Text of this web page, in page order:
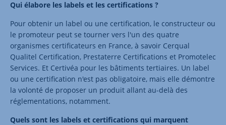
Qui élabore les labels et les certifications ?
Pour obtenir un label ou une certification, le constructeur ou
le promoteur peut se tourner vers l'un des quatre
organismes certificateurs en France, à savoir Cerqual
Qualitel Certification, Prestaterre Certifications et Promotelec
Services. Et Certivéa pour les bâtiments tertiaires. Un label
ou une certification n'est pas obligatoire, mais elle démontre
la volonté de proposer un produit allant au-delà des
réglementations, notamment.
Quels sont les labels et certifications qui marquent